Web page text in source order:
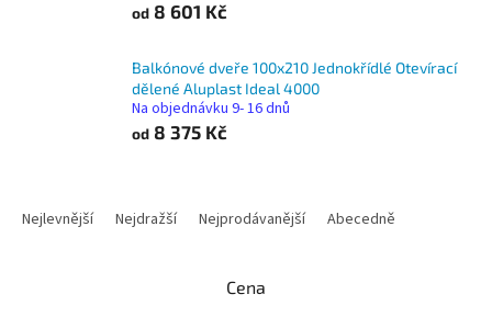
od 8 601 Kč
Balkónové dveře 100x210 Jednokřídlé Otevírací
dělené Aluplast Ideal 4000
Na objednávku 9- 16 dnů
od 8 375 Kč
Nejlevnější Nejdražší Nejprodávanější Abecedně
Cena